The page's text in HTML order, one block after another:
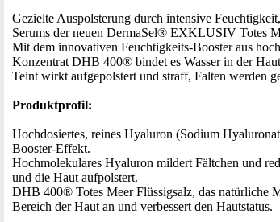
Gezielte Auspolsterung durch intensive
Serums der neuen DermaSel® EXKLUSIV Totes
Mit dem innovativen Feuchtigkeits-Booster aus
Konzentrat DHB 400® bindet es Wasser in der
Teint wirkt aufgepolstert und straff, Falten werden
Produktprofil:
Hochdosiertes, reines Hyaluron (Sodium
Booster-Effekt.
Hochmolekulares Hyaluron mildert Fältchen und
und die Haut aufpolstert.
DHB 400® Totes Meer Flüssigsalz, das natürliche
Bereich der Haut an und verbessert den Hautstatus.